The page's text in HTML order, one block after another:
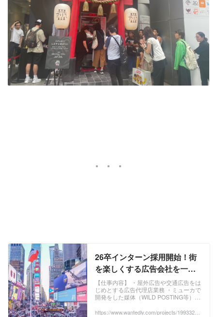
26卒インターン採用開始！街
を楽しくする広告会社を一緒
につくりませんか？ - ミューカ
株式会社の法人営業の採用 -
Wantedly
【仕事内容】 ・屋外広告や交通広告をは
じめとする広告代理店業務 ・ミューカで
開発をした媒体（WILD POSTING等）の
https://www.wantedly.com/projects/1993323?